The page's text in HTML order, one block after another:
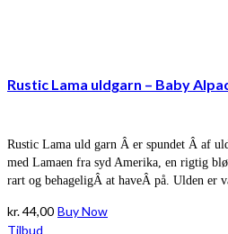
Rustic Lama uldgarn – Baby
Rustic Lama uld garn Â er spundet Â af
med Lamaen fra syd Amerika, en rigtig
rart og behageligÂ at haveÂ på. Ulden er
kr.44,00 Buy Now
Tilbud